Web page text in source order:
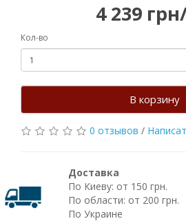
4 239
Кол-во
В корзину
0 отзывов /
Доставка
По Киеву: от 150 грн.
По области: от 200 грн.
По Украине